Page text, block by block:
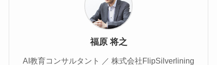
福原 将之
AI教育コンサルタント ／ 株式会社FlipSilverlining